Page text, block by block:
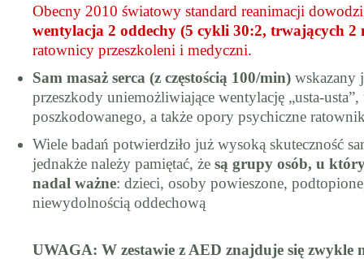
Obecny 2010 światowy standard reanimacji
wentylacja 2 oddechy (5 cykli 30:2, trwających 2
ratownicy przeszkoleni i medyczni.
Sam masaż serca (z częstością 100/min) wskazany
przeszkody uniemożliwiające wentylację „usta-
poszkodowanego, a także opory psychiczne
Wiele badań potwierdziło już wysoką skuteczność
jednakże należy pamiętać, że są grupy osób, u
nadal ważne: dzieci, osoby powieszone,
niewydolnością oddechową
UWAGA: W zestawie z AED znajduje się zwykle